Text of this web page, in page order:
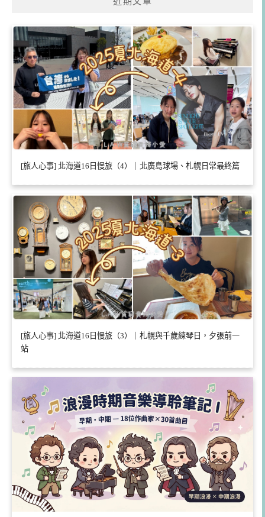
[旅人心事] 北海道16日慢旅（4）｜北廣島球場、札幌日常最終篇
[旅人心事] 北海道16日慢旅（3）｜札幌與千歲練琴日，夕張前一
站